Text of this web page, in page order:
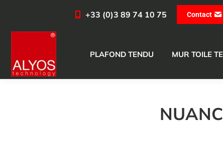
+33 (0)3 89 74 10 75 Contact
PLAFOND TENDU MUR TOILE